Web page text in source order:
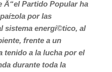
p
a
r
t
i
r
Â“el Partido Popular ha
por las
sistema energí©tico, al
frente a un
tenido a la lucha por el
durante toda la